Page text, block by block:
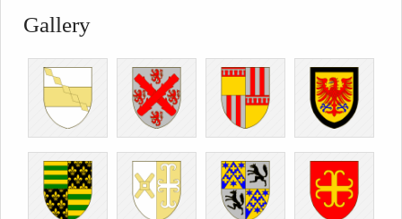
Gallery